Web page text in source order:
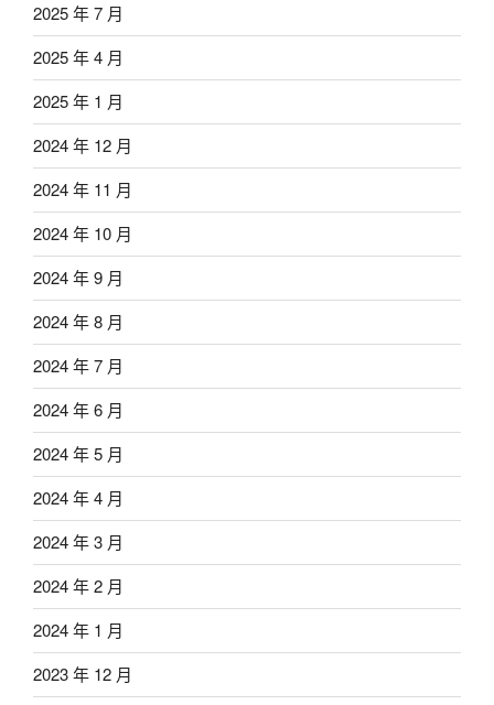
2025 年 7 月
2025 年 4 月
2025 年 1 月
2024 年 12 月
2024 年 11 月
2024 年 10 月
2024 年 9 月
2024 年 8 月
2024 年 7 月
2024 年 6 月
2024 年 5 月
2024 年 4 月
2024 年 3 月
2024 年 2 月
2024 年 1 月
2023 年 12 月